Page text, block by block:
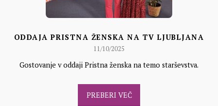
ODDAJA PRISTNA ŽENSKA NA TV LJUBLJANA
11/10/2025
Gostovanje v oddaji Pristna ženska na temo starševstva.
PREBERI VEČ